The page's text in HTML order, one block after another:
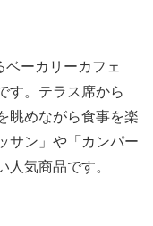
ーカリーカフェ
す。テラス席から
眺めながら食事を楽
サン」や「カンパー
人気商品です。